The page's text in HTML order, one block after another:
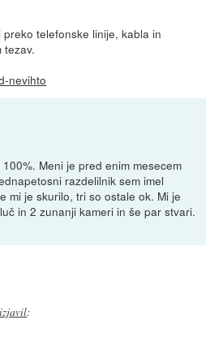
telefonske linije, kabla in
tezav.
nevihto
Meni je pred enim mesecem
razdelilnik sem imel
mi je skurilo, tri so ostale ok. Mi je
in 2 zunanji kameri in še par stvari.
izjavil: